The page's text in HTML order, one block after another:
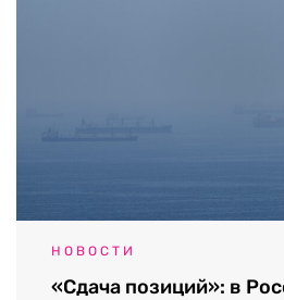
НОВОСТИ
«Сдача позиций»: в